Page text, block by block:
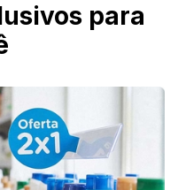
para